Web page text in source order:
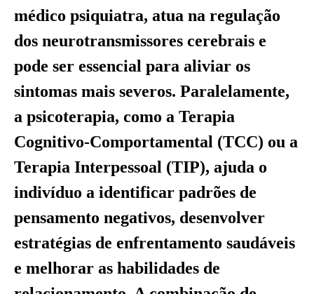
médico psiquiatra, atua na regulação
dos neurotransmissores cerebrais e
pode ser essencial para aliviar os
sintomas mais severos. Paralelamente,
a psicoterapia, como a Terapia
Cognitivo-Comportamental (TCC) ou a
Terapia Interpessoal (TIP), ajuda o
indivíduo a identificar padrões de
pensamento negativos, desenvolver
estratégias de enfrentamento saudáveis
e melhorar as habilidades de